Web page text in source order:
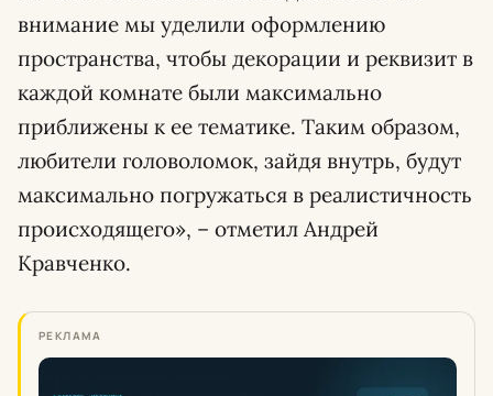
внимание мы уделили оформлению
пространства, чтобы декорации и реквизит в
каждой комнате были максимально
приближены к ее тематике. Таким образом,
любители головоломок, зайдя внутрь, будут
максимально погружаться в реалистичность
происходящего», – отметил Андрей
Кравченко.
РЕКЛАМА